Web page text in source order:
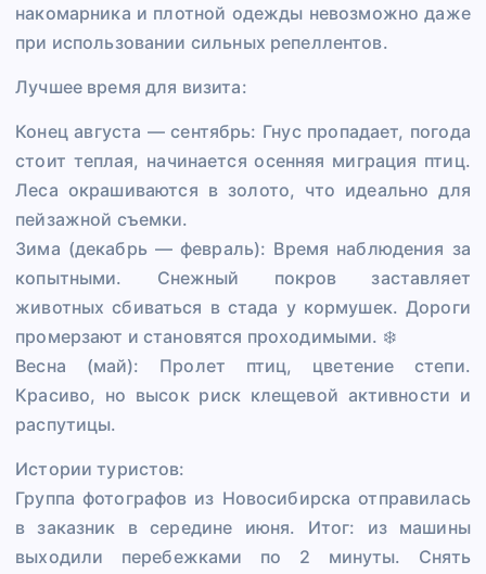
накомарника и плотной одежды невозможно даже
при использовании сильных репеллентов.
Лучшее время для визита:
Конец августа — сентябрь: Гнус пропадает, погода
стоит теплая, начинается осенняя миграция птиц.
Леса окрашиваются в золото, что идеально для
пейзажной съемки.
Зима (декабрь — февраль): Время наблюдения за
копытными. Снежный покров заставляет
животных сбиваться в стада у кормушек. Дороги
промерзают и становятся проходимыми. ❄️
Весна (май): Пролет птиц, цветение степи.
Красиво, но высок риск клещевой активности и
распутицы.
Истории туристов:
Группа фотографов из Новосибирска отправилась
в заказник в середине июня. Итог: из машины
выходили перебежками по 2 минуты. Снять